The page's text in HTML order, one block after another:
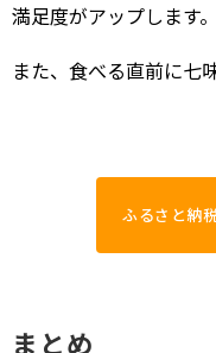
満足度がアップします。
また、食べる直前に七
ふるさと納
まとめ